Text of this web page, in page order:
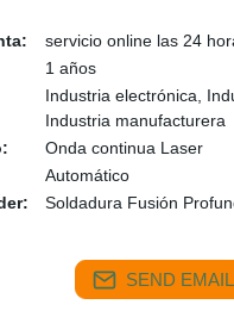
servicio online las 24
1 años
Industria electrónica,
Industria manufacturera
Onda continua Laser
Automático
Soldadura Fusión
SEND